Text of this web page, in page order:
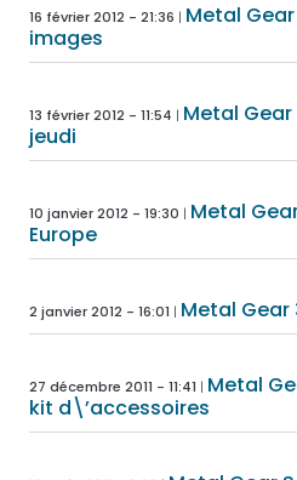
16 février 2012 - 21:36
Metal
images
13 février 2012 - 11:54
Metal Gear
jeudi
10 janvier 2012 - 19:30
Metal
Europe
2 janvier 2012 - 16:01 Metal Gear
27 décembre 2011 - 11:41
Metal
kit d\’accessoires